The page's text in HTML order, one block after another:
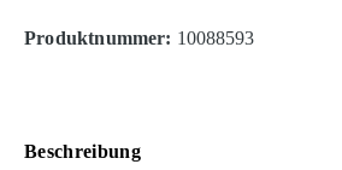
Produktnummer: 10088593
Beschreibung